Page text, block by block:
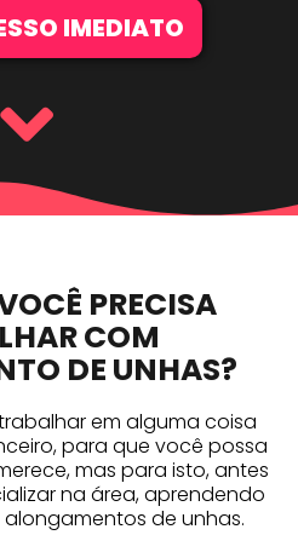
IMEDIATO
PRECISA
COM
DE UNHAS?
em alguma coisa
para que você possa
mas para isto, antes
na área, aprendendo
de unhas.